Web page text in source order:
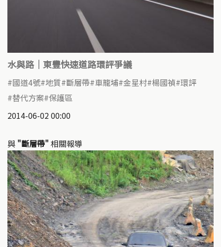
水與路｜東豐快速道路環評爭議
國道4號 地質 斷層帶 車籠埔 金星村 楊國禎 環評
替代方案 保護區
2014-06-02 00:00
與 "斷層帶" 相關報導